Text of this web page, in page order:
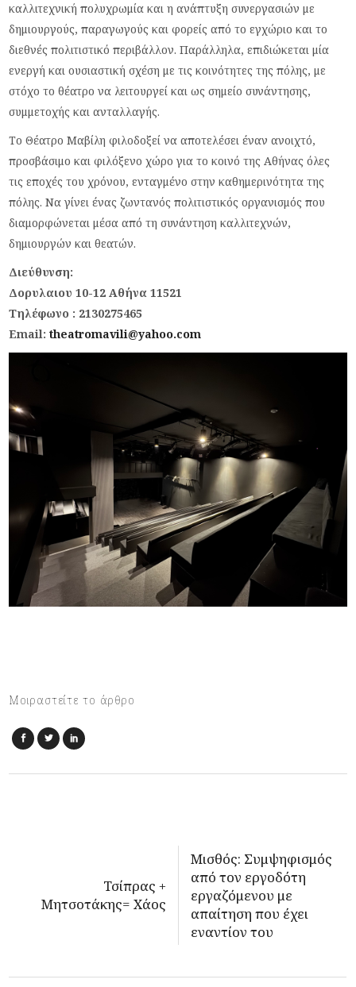
καλλιτεχνική πολυχρωμία και η ανάπτυξη συνεργασιών με
δημιουργούς, παραγωγούς και φορείς από το εγχώριο και το
διεθνές πολιτιστικό περιβάλλον. Παράλληλα, επιδιώκεται μία
ενεργή και ουσιαστική σχέση με τις κοινότητες της πόλης, με
στόχο το θέατρο να λειτουργεί και ως σημείο συνάντησης,
συμμετοχής και ανταλλαγής.
Το Θέατρο Μαβίλη φιλοδοξεί να αποτελέσει έναν ανοιχτό,
προσβάσιμο και φιλόξενο χώρο για το κοινό της Αθήνας όλες
τις εποχές του χρόνου, ενταγμένο στην καθημερινότητα της
πόλης. Να γίνει ένας ζωντανός πολιτιστικός οργανισμός που
διαμορφώνεται μέσα από τη συνάντηση καλλιτεχνών,
δημιουργών και θεατών.
Διεύθυνση:
Δορυλαιου 10-12 Αθήνα 11521
Τηλέφωνο : 2130275465
Email:theatromavili@yahoo.com
Μοιραστείτε το άρθρο
Τσίπρας +
Μητσοτάκης= Χάος
Μισθός: Συμψηφισμός
από τον εργοδότη
εργαζόμενου με
απαίτηση που έχει
εναντίον του